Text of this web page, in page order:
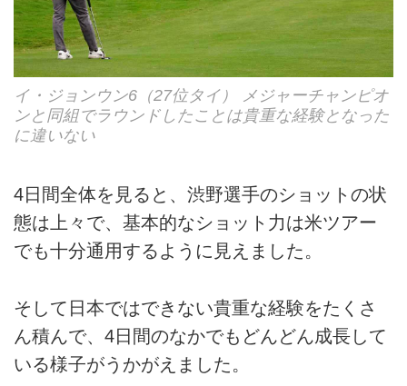
イ・ジョンウン6（27位タイ） メジャーチャンピオ
ンと同組でラウンドしたことは貴重な経験となった
に違いない
4日間全体を見ると、渋野選手のショットの状
態は上々で、基本的なショット力は米ツアー
でも十分通用するように見えました。
そして日本ではできない貴重な経験をたくさ
ん積んで、4日間のなかでもどんどん成長して
いる様子がうかがえました。